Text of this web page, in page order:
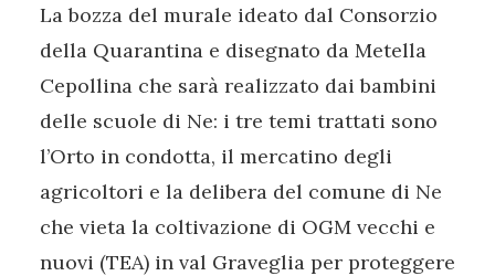
La bozza del murale ideato dal Consorzio
della Quarantina e disegnato da Metella
Cepollina che sarà realizzato dai bambini
delle scuole di Ne: i tre temi trattati sono
l’Orto in condotta, il mercatino degli
agricoltori e la delibera del comune di Ne
che vieta la coltivazione di OGM vecchi e
nuovi (TEA) in val Graveglia per proteggere